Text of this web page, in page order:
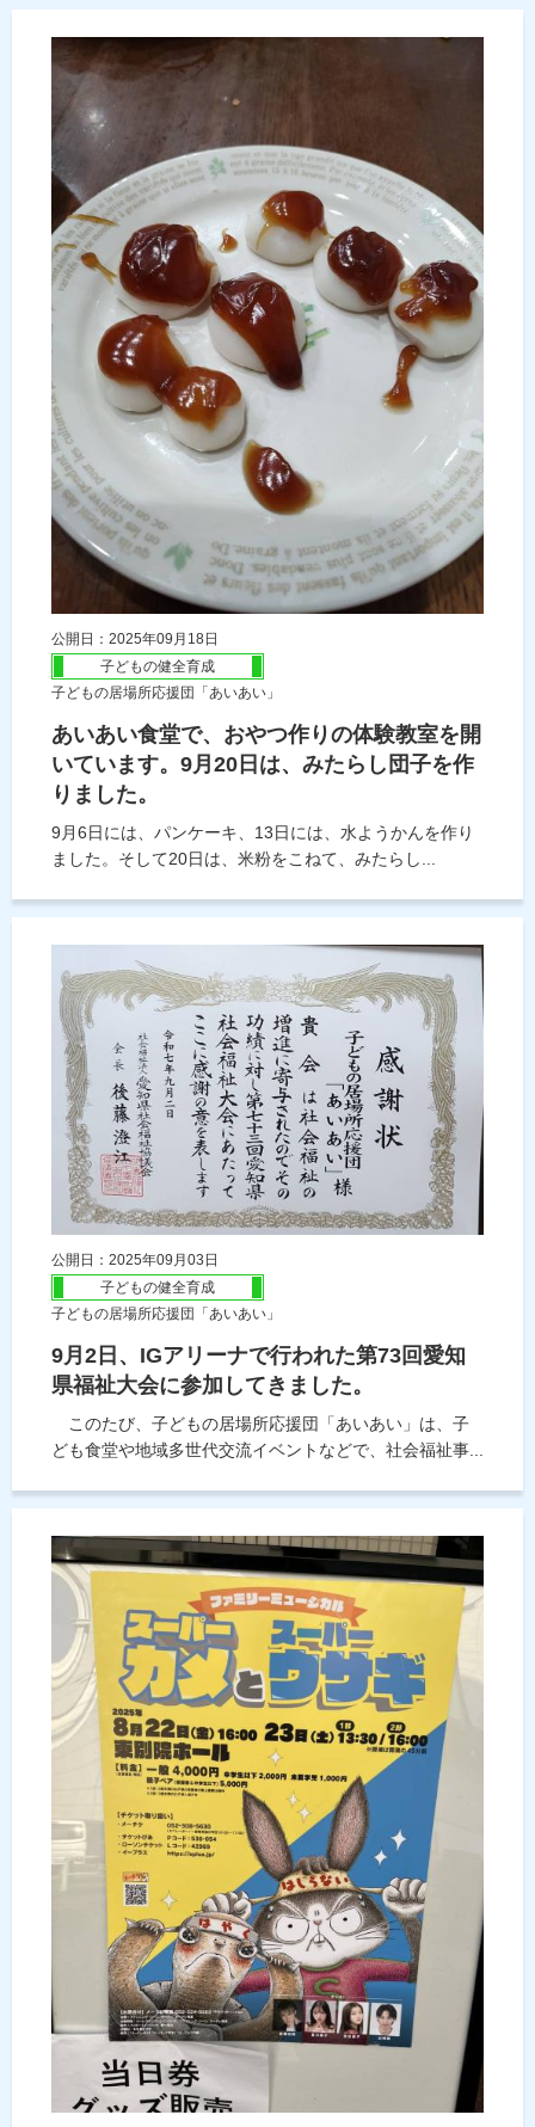
公開日：2025年09月18日
子どもの健全育成
子どもの居場所応援団「あいあい」
あいあい食堂で、おやつ作りの体験教室を開
いています。9月20日は、みたらし団子を作
りました。
9月6日には、パンケーキ、13日には、水ようかんを作り
ました。そして20日は、米粉をこねて、みたらし...
公開日：2025年09月03日
子どもの健全育成
子どもの居場所応援団「あいあい」
9月2日、IGアリーナで行われた第73回愛知
県福祉大会に参加してきました。
このたび、子どもの居場所応援団「あいあい」は、子
ども食堂や地域多世代交流イベントなどで、社会福祉事...